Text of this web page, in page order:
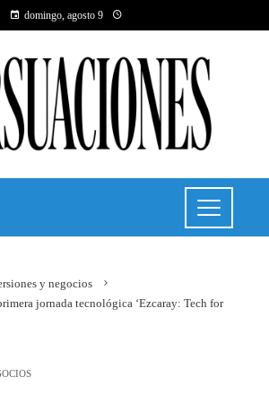
domingo, agosto 9
y negocios
jornada tecnológica ‘Ezcaray: Tech for